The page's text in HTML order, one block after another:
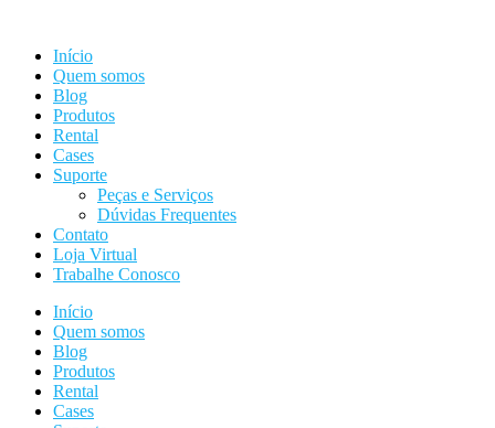
conteúdo
Início
Quem somos
Blog
Produtos
Rental
Cases
Suporte
Peças e Serviços
Dúvidas Frequentes
Contato
Loja Virtual
Trabalhe Conosco
Início
Quem somos
Blog
Produtos
Rental
Cases